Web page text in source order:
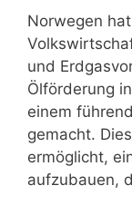
Norwegen
und
Ölförderung
einem
gemacht.
ermöglicht,
aufzubauen,